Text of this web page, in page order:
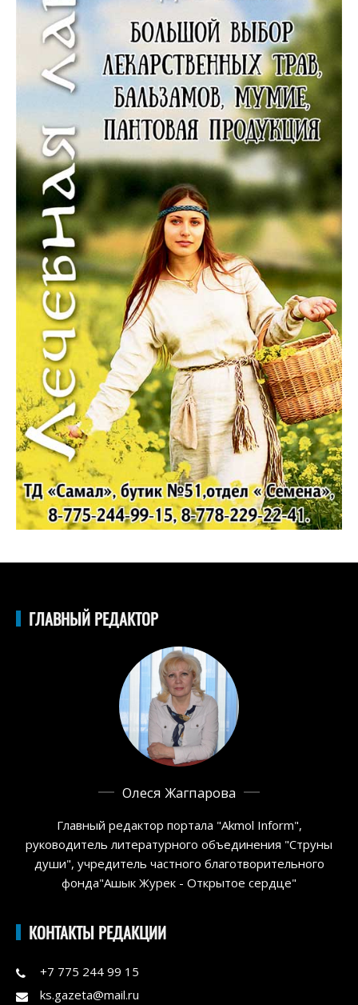
ГЛАВНЫЙ РЕДАКТОР
Олеся Жагпарова
Главный редактор портала "Akmol Inform",
руководитель литературного объединения "Струны
души", учредитель частного благотворительного
фонда"Ашык Журек - Открытое сердце"
КОНТАКТЫ РЕДАКЦИИ
+7 775 244 99 15
ks.gazeta@mail.ru